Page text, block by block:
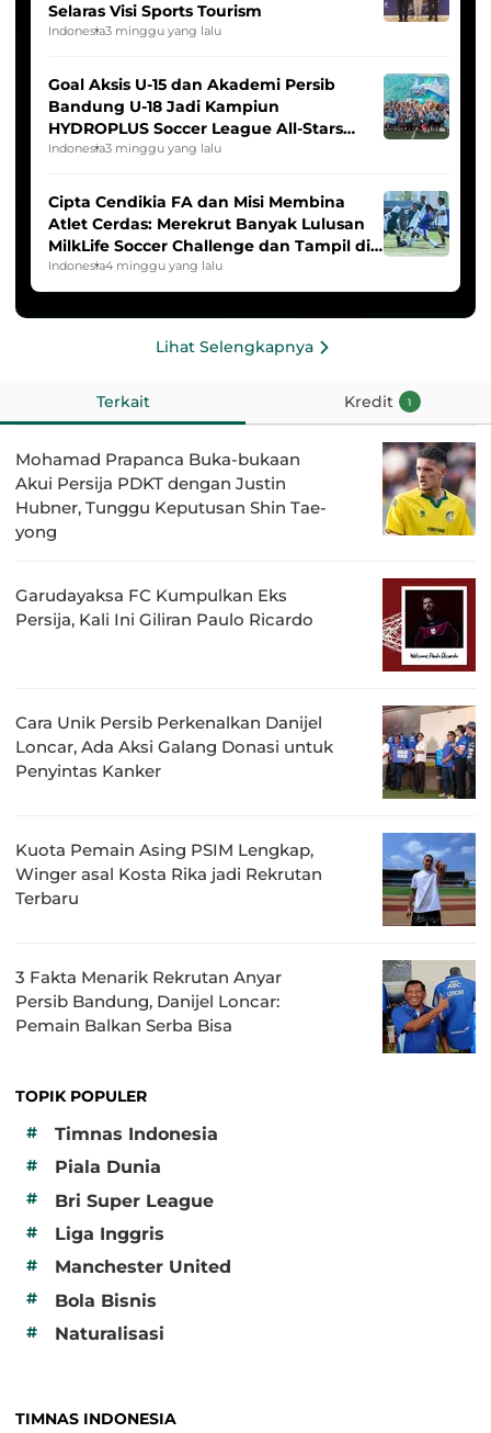
Selaras Visi Sports Tourism
Indonesia3 minggu yang lalu
Goal Aksis U-15 dan Akademi Persib
Bandung U-18 Jadi Kampiun
HYDROPLUS Soccer League All-Stars
2025/2026
Indonesia3 minggu yang lalu
Cipta Cendikia FA dan Misi Membina
Atlet Cerdas: Merekrut Banyak Lulusan
MilkLife Soccer Challenge dan Tampil di
HYDROPLUS Soccer League
Indonesia4 minggu yang lalu
Lihat Selengkapnya
Terkait Kredit 1
Mohamad Prapanca Buka-bukaan
Akui Persija PDKT dengan Justin
Hubner, Tunggu Keputusan Shin Tae-
yong
Garudayaksa FC Kumpulkan Eks
Persija, Kali Ini Giliran Paulo Ricardo
Cara Unik Persib Perkenalkan Danijel
Loncar, Ada Aksi Galang Donasi untuk
Penyintas Kanker
Kuota Pemain Asing PSIM Lengkap,
Winger asal Kosta Rika jadi Rekrutan
Terbaru
3 Fakta Menarik Rekrutan Anyar
Persib Bandung, Danijel Loncar:
Pemain Balkan Serba Bisa
TOPIK POPULER
#
Timnas Indonesia
# Piala Dunia
# Bri Super League
# Liga Inggris
# Manchester United
# Bola Bisnis
# Naturalisasi
TIMNAS INDONESIA